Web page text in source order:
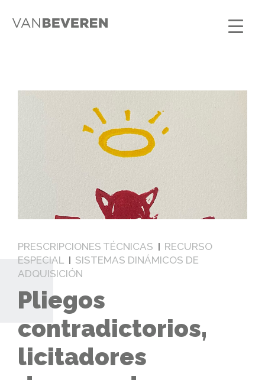
PRESCRIPCIONES TÉCNICAS
RECURSO
ESPECIAL
SISTEMAS DINÁMICOS DE
ADQUISICIÓN
Pliegos
contradictorios,
licitadores